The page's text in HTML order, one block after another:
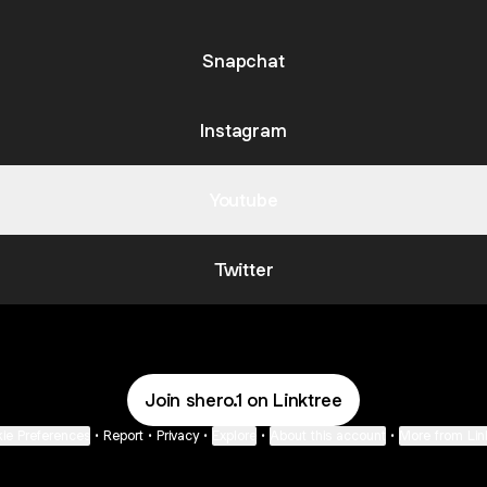
Snapchat
Instagram
Twitter
Join shero.1 on Linktree
• Report • Privacy • • •